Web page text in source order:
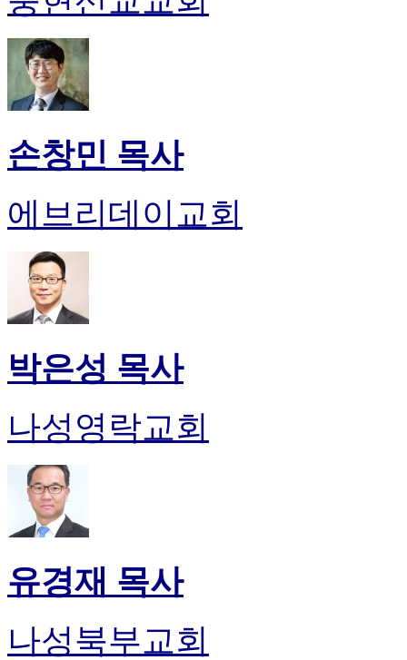
손창민 목사
에브리데이교회
박은성 목사
나성영락교회
유경재 목사
나성북부교회